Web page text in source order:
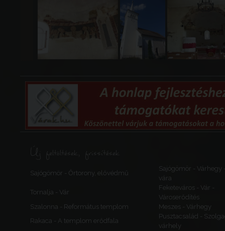
Új feltöltések, frissítések
Sajógömör - Őrtorony, elővédmű
Sajógömör - Várhegy
vára
Tornalja - Vár
Feketeváros - Vár -
Városerődítés
Szalonna - Református templom
Meszes - Várhegy
Rakaca - A templom erődfala
Pusztacsalád -
várhely